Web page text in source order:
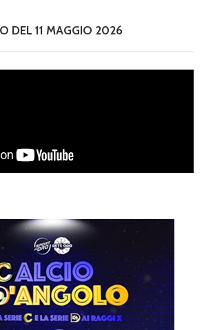
DEL 11 MAGGIO 2026